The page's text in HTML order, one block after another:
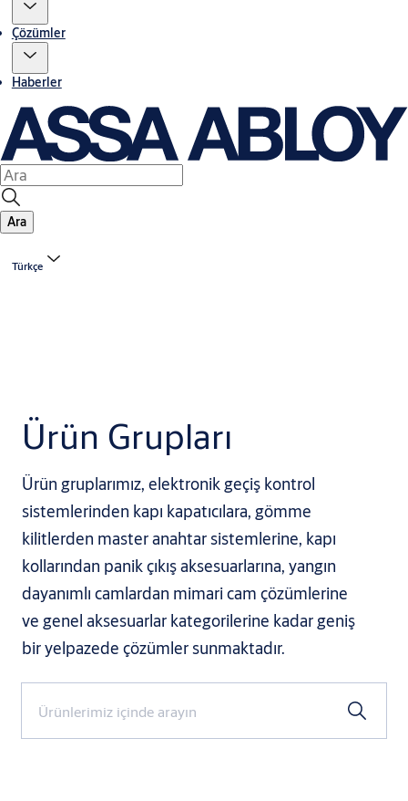
Çözümler
Haberler
Ara
Türkçe
Ürün Grupları
Ürün gruplarımız, elektronik geçiş kontrol
sistemlerinden kapı kapatıcılara, gömme
kilitlerden master anahtar sistemlerine, kapı
kollarından panik çıkış aksesuarlarına, yangın
dayanımlı camlardan mimari cam çözümlerine
ve genel aksesuarlar kategorilerine kadar geniş
bir yelpazede çözümler sunmaktadır.